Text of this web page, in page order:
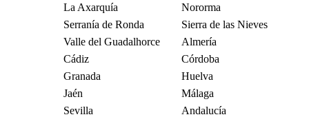
La Axarquía
Nororma
Serranía de Ronda
Sierra de las Nieves
Valle del Guadalhorce
Almería
Cádiz
Córdoba
Granada
Huelva
Jaén
Málaga
Sevilla
Andalucía